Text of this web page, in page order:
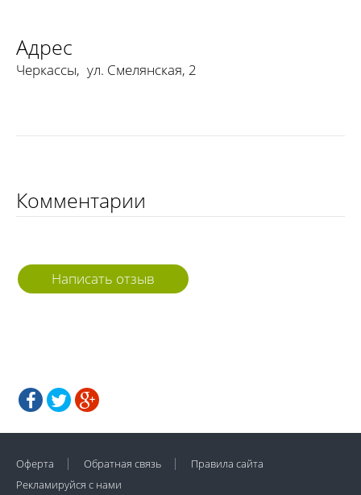
Адрес
Черкассы, ул. Смелянская, 2
Комментарии
Написать отзыв
Оферта Обратная связь
Правила сайта
Рекламируйся с нами